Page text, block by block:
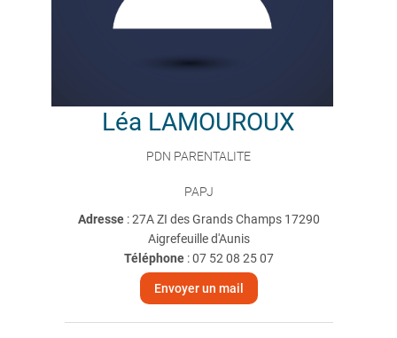
Léa LAMOUROUX
PDN PARENTALITE
PAPJ
Adresse : 27A ZI des Grands Champs 17290
Aigrefeuille d'Aunis
Téléphone:07 52 08 25 07
Envoyer un mail